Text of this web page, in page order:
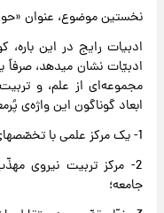
نخستین موضوع، عنوان
ادبیات رایج در این باره،
ادبیّات نشان میدهد،
مجموعه‌ای از علم، و
ابعاد گوناگون این واژه‌ی
2- مرکز تربیت نیروی
جامعه؛